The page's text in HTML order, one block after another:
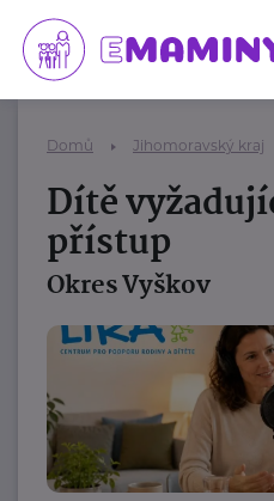
Domů Jihomoravský kraj
Dítě
přístup
Okres Vyškov